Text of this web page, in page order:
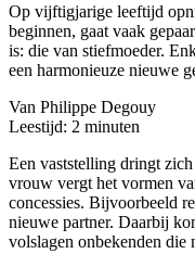
Op vijftigjarige leeftijd
beginnen, gaat vaak
is: die van stiefmoeder.
een harmonieuze nieuwe
Van Philippe Degouy
Leestijd: 2 minuten
Een vaststelling dringt
vrouw vergt het vormen
concessies. Bijvoorbeeld
nieuwe partner. Daarbij
volslagen onbekenden